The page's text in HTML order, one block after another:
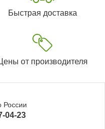
Быстрая доставка
от производителя
России
04-23